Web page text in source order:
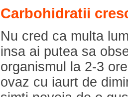
Carbohidratii
Nu cred ca multa
insa ai putea sa
organismul la 2-3
ovaz cu iaurt de